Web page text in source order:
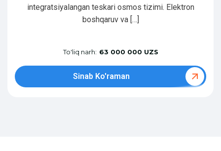
integratsiyalangan teskari osmos tizimi. Elektron
boshqaruv va […]
To'liq narh: 63 000 000 UZS
Sinab Ko'raman